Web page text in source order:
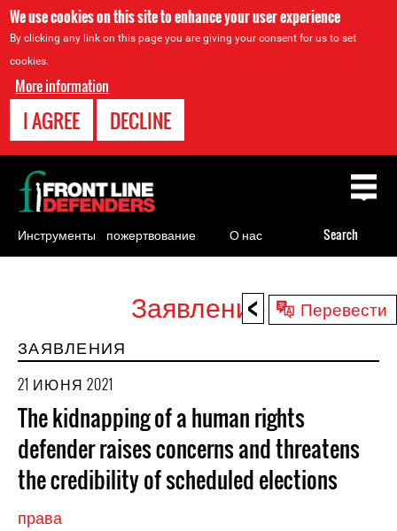
We use cookies on this site to enhance your user experience
By clicking any link on this page you are giving your consent for us to set
cookies.
More information
I AGREE DECLINE
< Перевести
top
Заявление
ЗАЯВЛЕНИЯ
21 ИЮНЯ 2021
The kidnapping of a human rights
defender raises concerns and threatens
the credibility of scheduled elections
права
Back
to
top
Инструменты
для
пожертвование О нас Search